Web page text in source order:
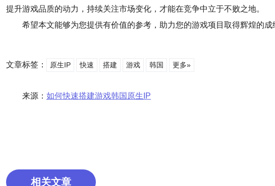
提升游戏品质的动力，持续关注市场变化，才能在竞争中立于不败之地。
希望本文能够为您提供有价值的参考，助力您的游戏项目取得辉煌的成
文章标签： 原生IP 快速 搭建 游戏 韩国 更多»
来源： 如何快速搭建游戏韩国原生IP
相关文章